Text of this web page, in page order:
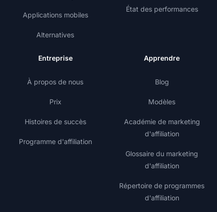
Applications mobiles
Alternatives
État des performances
Entreprise
À propos de nous
Prix
Histoires de succès
Programme d'affiliation
Apprendre
Blog
Modèles
Académie de marketing
d'affiliation
Glossaire du marketing
d'affiliation
Répertoire de programmes
d'affiliation